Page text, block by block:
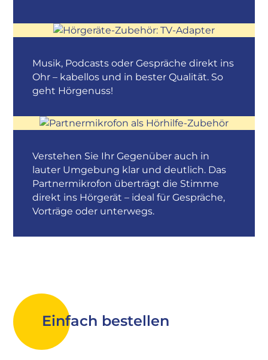
Musik, Podcasts oder Gespräche direkt ins
Ohr – kabellos und in bester Qualität. So
geht Hörgenuss!
Verstehen Sie Ihr Gegenüber auch in
lauter Umgebung klar und deutlich. Das
Partnermikrofon überträgt die Stimme
direkt ins Hörgerät – ideal für Gespräche,
Vorträge oder unterwegs.
Einfach bestellen